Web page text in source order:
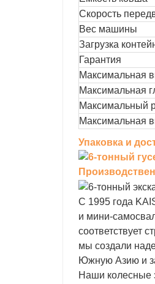
Скорость
Вес машины
Загрузка
Гарантия
Максимальная
Максимальная
Максимальный
Максимальная
Упаковка и
С 1995 года
и мини-
соответствует
мы создали
Южную Азию и
Наши колесные